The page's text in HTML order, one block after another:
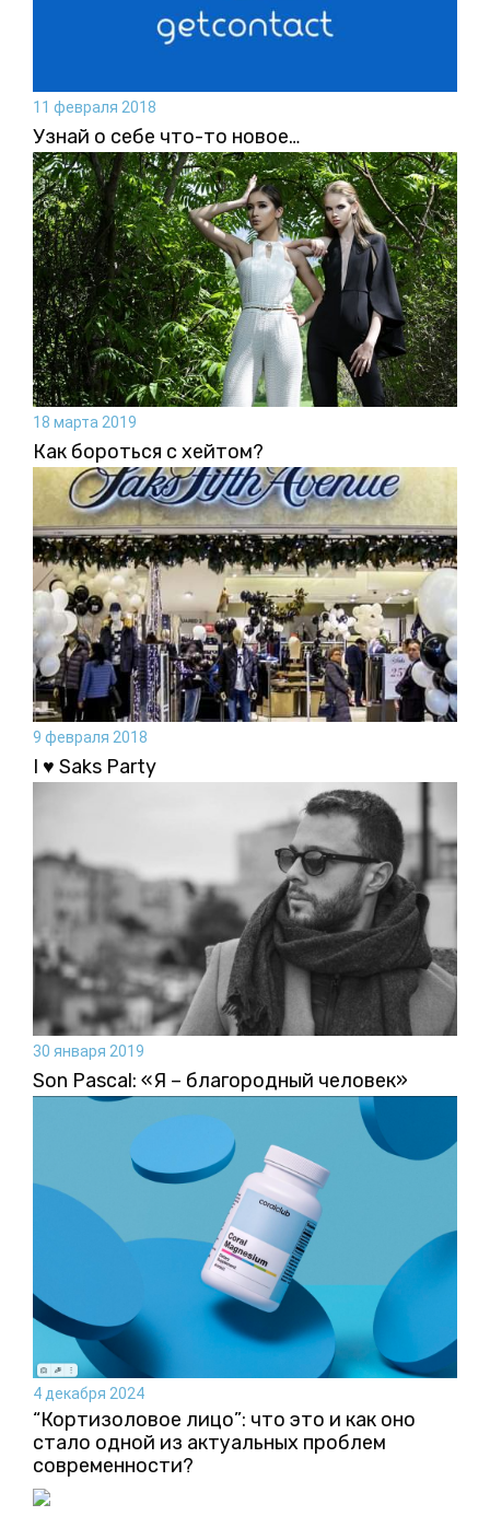
11 февраля 2018
Узнай о себе что-то новое…
18 марта 2019
Как бороться с хейтом?
9 февраля 2018
I ♥ Saks Party
30 января 2019
Son Pascal: «Я – благородный человек»
4 декабря 2024
“Кортизоловое лицо”: что это и как оно
стало одной из актуальных проблем
современности?